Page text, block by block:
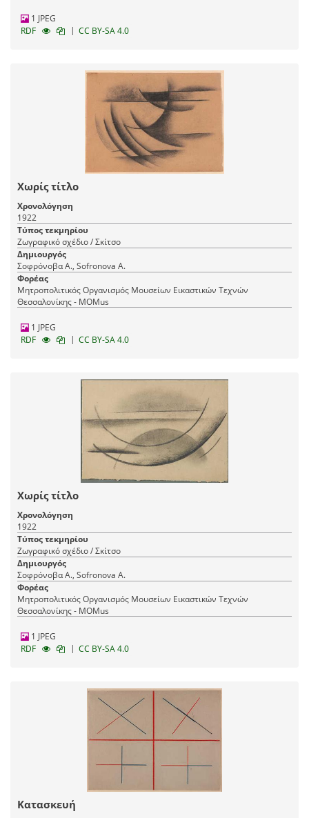
1 JPEG
RDF
| CC BY-SA 4.0
Χωρίς τίτλο
Χρονολόγηση
1922
Τύπος τεκμηρίου
Ζωγραφικό σχέδιο / Σκίτσο
Δημιουργός
Σοφρόνοβα Α., Sofronova A.
Φορέας
Μητροπολιτικός Οργανισμός Μουσείων Εικαστικών Τεχνών
Θεσσαλονίκης - MOMus
1 JPEG
RDF
| CC BY-SA 4.0
Χωρίς τίτλο
Χρονολόγηση
1922
Τύπος τεκμηρίου
Ζωγραφικό σχέδιο / Σκίτσο
Δημιουργός
Σοφρόνοβα Α., Sofronova A.
Φορέας
Μητροπολιτικός Οργανισμός Μουσείων Εικαστικών Τεχνών
Θεσσαλονίκης - MOMus
1 JPEG
RDF
| CC BY-SA 4.0
Κατασκευή